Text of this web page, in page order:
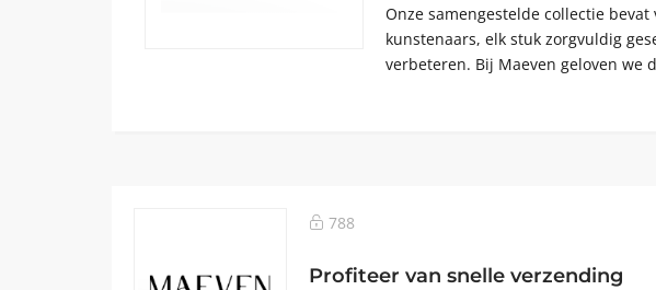
Onze samengestelde collectie
kunstenaars, elk stuk zorgvuldig
verbeteren. Bij Maeven geloven we
788
Profiteer van snelle verzending